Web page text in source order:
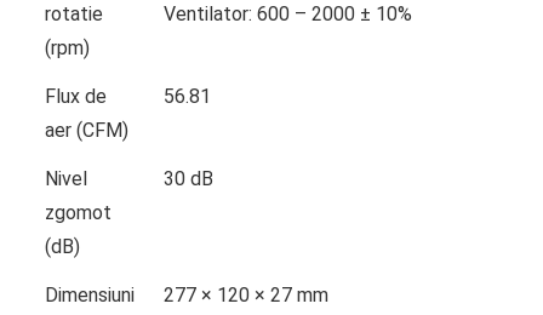
rotatie
(rpm)
Ventilator: 600 – 2000 ± 10%
Flux de
aer (CFM)
56.81
Nivel
zgomot
(dB)
30 dB
Dimensiuni
277 × 120 × 27 mm